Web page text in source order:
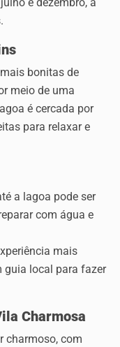
bonitas de
meio de uma
é cercada por
para relaxar e
a lagoa pode ser
com água e
mais
guia local para fazer
Charmosa
charmoso, com